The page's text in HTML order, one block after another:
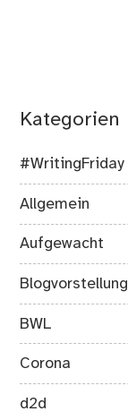
Kategorien
#WritingFriday
Allgemein
Aufgewacht
Blogvorstellung
BWL
Corona
d2d